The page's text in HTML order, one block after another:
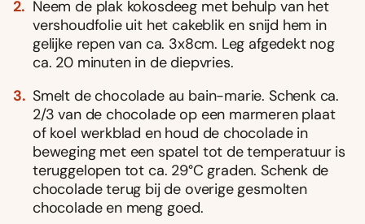
Neem de plak kokosdeeg met behulp van het
vershoudfolie uit het cakeblik en snijd hem in
gelijke repen van ca. 3x8cm. Leg afgedekt nog
ca. 20 minuten in de diepvries.
Smelt de chocolade au bain-marie. Schenk ca.
2/3 van de chocolade op een marmeren plaat
of koel werkblad en houd de chocolade in
beweging met een spatel tot de temperatuur is
teruggelopen tot ca. 29°C graden. Schenk de
chocolade terug bij de overige gesmolten
chocolade en meng goed.